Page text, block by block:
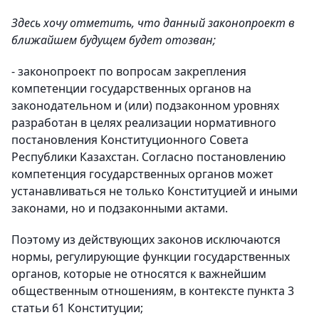
Здесь хочу отметить, что данный законопроект в
ближайшем будущем будет отозван;
- законопроект по вопросам закрепления
компетенции государственных органов на
законодательном и (или) подзаконном уровнях
разработан в целях реализации нормативного
постановления Конституционного Совета
Республики Казахстан. Согласно постановлению
компетенция государственных органов может
устанавливаться не только Конституцией и иными
законами, но и подзаконными актами.
Поэтому из действующих законов исключаются
нормы, регулирующие функции государственных
органов, которые не относятся к важнейшим
общественным отношениям, в контексте пункта 3
статьи 61 Конституции;